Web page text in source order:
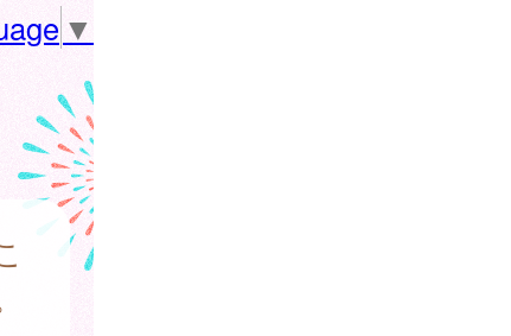
▼